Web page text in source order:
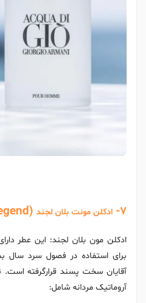
7- ادکلن مونت بلان لجند (Mont Blanc Legend)
ادکلن مون بلان لجند: این عطر
برای استفاده در فصول سرد سال
آقایان سخت پسند قرارگرفته
آروماتیک مردانه شامل: